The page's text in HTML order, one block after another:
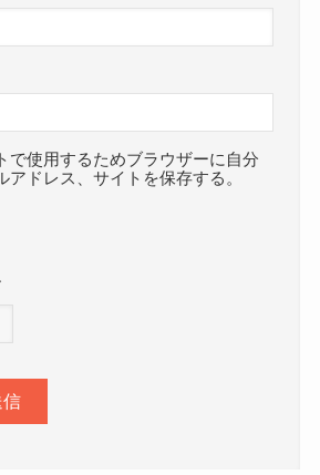
で使用するためブラウザーに自分
アドレス、サイトを保存する。